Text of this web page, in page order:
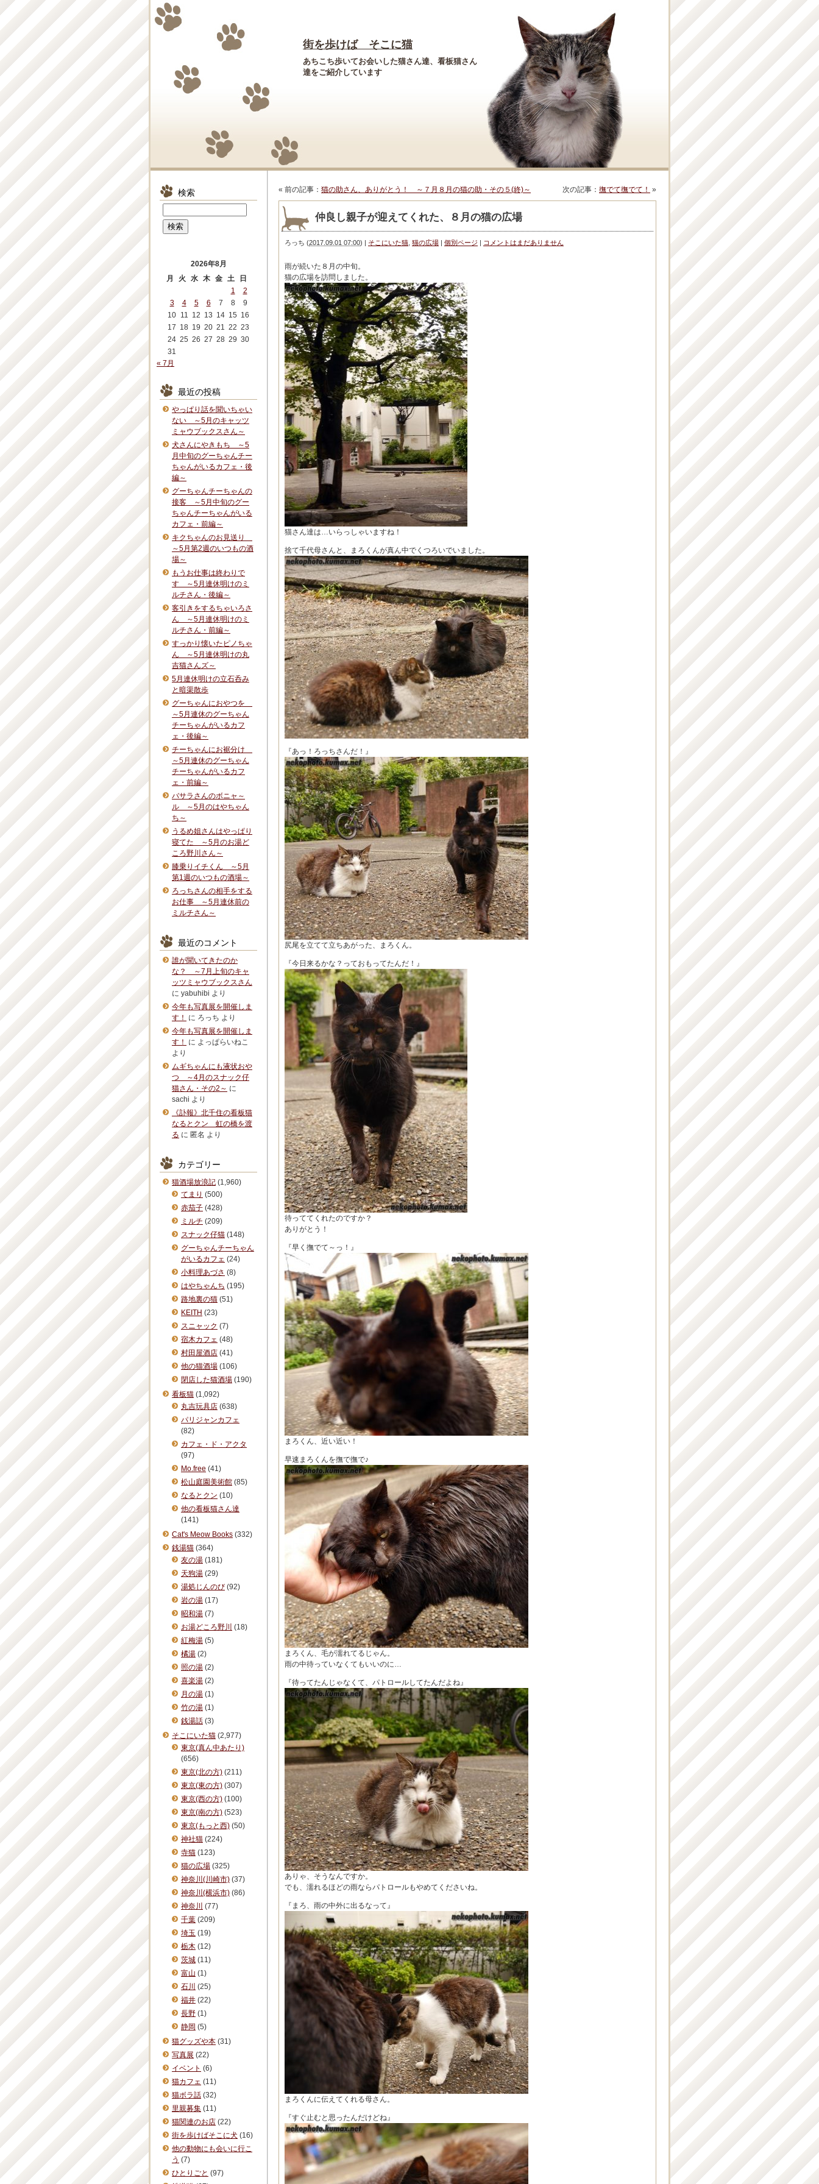
街を歩けば そこに猫
あちこち歩いてお会いした猫さん達、看板猫さん
達をご紹介しています
« 前の記事： 猫の助さん、ありがとう！ ～７月８月の猫の助・その５(終)～ 次の記事： 撫でて撫でて！ »
仲良し親子が迎えてくれた、８月の猫の広場
ろっち (2017.09.01 07:00) | そこにいた猫 猫の広場 | 個別ページ | コメントはまだありません
雨が続いた８月の中旬。
猫の広場を訪問しました。
猫さん達は…いらっしゃいますね！
捨て千代母さんと、まろくんが真ん中でくつろいでいました。
『あっ！ろっちさんだ！』
尻尾を立てて立ちあがった、まろくん。
『今日来るかな？っておもってたんだ！』
待っててくれたのですか？
ありがとう！
『早く撫でて～っ！』
まろくん、近い近い！
早速まろくんを撫で撫で♪
まろくん、毛が濡れてるじゃん。
雨の中待っていなくてもいいのに…
『待ってたんじゃなくて、パトロールしてたんだよね』
ありゃ、そうなんですか。
でも、濡れるほどの雨ならパトロールもやめてくださいね。
『まろ、雨の中外に出るなって』
まろくんに伝えてくれる母さん。
『すぐ止むと思ったんだけどね』
検索
2026年8月
月
火 水 木 金 土
日
1
2
3
4 5 6 7 8
9
10 11 12 13 14 15 16
17 18 19 20 21 22 23
24 25 26 27 28 29 30
31
« 7月
最近の投稿
やっぱり話を聞いちゃい
ない ～5月のキャッツ
ミャウブックスさん～
犬さんにやきもち ～5
月中旬のグーちゃんチー
ちゃんがいるカフェ・後
編～
グーちゃんチーちゃんの
接客 ～5月中旬のグー
ちゃんチーちゃんがいる
カフェ・前編～
キクちゃんのお見送り
～5月第2週のいつもの酒
場～
もうお仕事は終わりで
す ～5月連休明けのミ
ルチさん・後編～
客引きをするちゃいろさ
ん ～5月連休明けのミ
ルチさん・前編～
すっかり懐いたピノちゃ
ん ～5月連休明けの丸
吉猫さんズ～
5月連休明けの立石呑み
と暗渠散歩
グーちゃんにおやつを
～5月連休のグーちゃん
チーちゃんがいるカフ
ェ・後編～
チーちゃんにお裾分け
～5月連休のグーちゃん
チーちゃんがいるカフ
ェ・前編～
バサラさんのボニャ～
ル ～5月のはやちゃん
ち～
うるめ姐さんはやっぱり
寝てた ～5月のお湯ど
ころ野川さん～
膝乗りイチくん ～5月
第1週のいつもの酒場～
ろっちさんの相手をする
お仕事 ～5月連休前の
ミルチさん～
最近のコメント
誰が聞いてきたのか
な？ ～7月上旬のキャ
ッツミャウブックスさん
に yabuhibi より
今年も写真展を開催しま
す！
に ろっち より
今年も写真展を開催しま
す！
に よっぱらいねこ
より
ムギちゃんにも液状おや
つ ～4月のスナック仔
猫さん・その2～ に
sachi より
《訃報》北千住の看板猫
なるとクン 虹の橋を渡
る に 匿名 より
カテゴリー
猫酒場放浪記 (1,960)
てまり (500)
赤茄子 (428)
ミルチ (209)
スナック仔猫 (148)
グーちゃんチーちゃん
がいるカフェ (24)
小料理あづさ (8)
はやちゃんち (195)
路地裏の猫 (51)
KEITH (23)
スニャック (7)
宿木カフェ (48)
村田屋酒店 (41)
他の猫酒場 (106)
閉店した猫酒場 (190)
看板猫 (1,092)
丸吉玩具店 (638)
パリジャンカフェ
(82)
カフェ・ド・アクタ
(97)
Mo.free (41)
松山庭園美術館 (85)
なるとクン (10)
他の看板猫さん達
(141)
Cat's Meow Books (332)
銭湯猫 (364)
友の湯 (181)
天狗湯 (29)
湯処じんのび (92)
岩の湯 (17)
昭和湯 (7)
お湯どころ野川 (18)
紅梅湯 (5)
橘湯 (2)
照の湯 (2)
喜楽湯 (2)
月の湯 (1)
竹の湯 (1)
銭湯話 (3)
そこにいた猫 (2,977)
東京(真ん中あたり)
(656)
東京(北の方) (211)
東京(東の方) (307)
東京(西の方) (100)
東京(南の方) (523)
東京(もっと西) (50)
神社猫 (224)
寺猫 (123)
猫の広場 (325)
神奈川(川崎市) (37)
神奈川(横浜市) (86)
神奈川 (77)
千葉 (209)
埼玉 (19)
栃木 (12)
茨城 (11)
富山 (1)
石川 (25)
福井 (22)
長野 (1)
静岡 (5)
猫グッズや本 (31)
写真展 (22)
イベント (6)
猫カフェ (11)
猫ボラ話 (32)
里親募集 (11)
猫関連のお店 (22)
街を歩けばそこに犬 (16)
他の動物にも会いに行こ
う (7)
ひとりごと (97)